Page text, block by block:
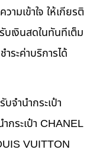
ามเข้าใจ ให้เกียรติ
บเงินสดในทันทีเต็ม
ระค่าบริการได้
จำนำกระเป๋า
กระเป๋า CHANEL
VUITTON